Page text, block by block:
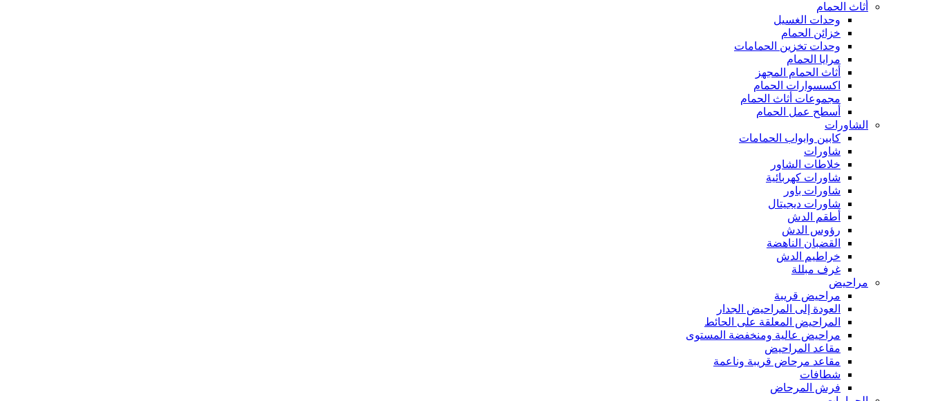
أثاث الحمام
وحدات الغسيل
خزائن الحمام
وحدات تخزين الحمامات
مرايا الحمام
أثاث الحمام المجهز
اكسسوارات الحمام
مجموعات أثاث الحمام
أسطح عمل الحمام
الشاورات
كابين وابواب الحمامات
شاورات
خلاطات الشاور
شاورات كهربائية
شاورات باور
شاورات ديجيتال
أطقم الدش
رؤوس الدش
القضبان الناهضة
خراطيم الدش
غرف مبللة
مراحيض
مراحيض قريبة
العودة إلى المراحيض الجدار
المراحيض المعلقة على الحائط
مراحيض عالية ومنخفضة المستوى
مقاعد المراحيض
مقاعد مرحاض قريبة وناعمة
شطافات
فرش المرحاض